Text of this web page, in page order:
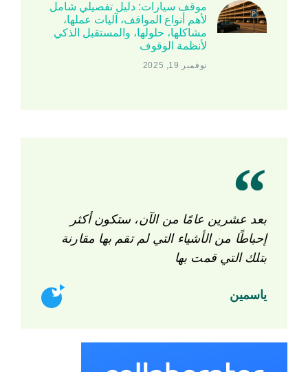
موقف سيارات: دليل تفصيلي شامل
لأهم أنواع المواقف، آليات عملها،
مشاكلها، حلولها، والمستقبل الذكي
لأنظمة الوقوف
نوفمبر 19, 2025
بعد عشرين عامًا من الآن، ستكون أكثر
إحباطًا من الأشياء التي لم تقم بها مقارنة
بتلك التي قمت بها
ياسمين